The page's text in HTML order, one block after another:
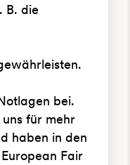
B. die
bei.
für mehr
haben in den
Fair